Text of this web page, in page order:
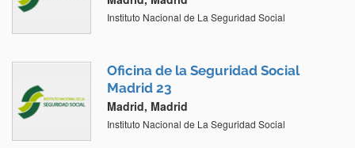
Instituto Nacional de La Seguridad Social
Oficina de la Seguridad Social
Madrid 23
Madrid, Madrid
Instituto Nacional de La Seguridad Social